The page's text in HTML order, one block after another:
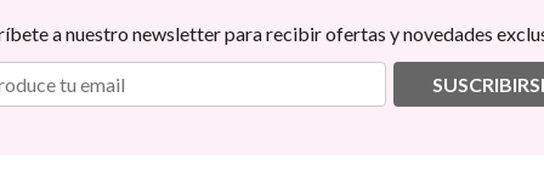
a nuestro newsletter para recibir ofertas y novedades